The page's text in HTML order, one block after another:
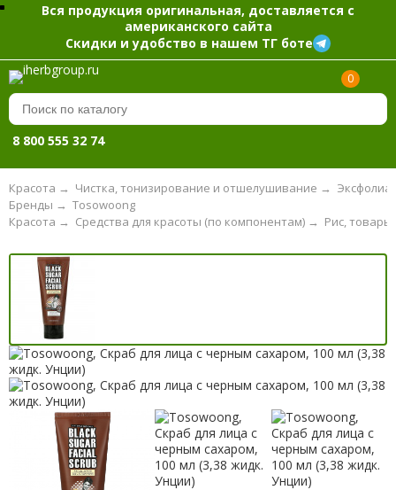
Вся продукция оригинальная, доставляется с
американского сайта
Скидки и удобство в нашем ТГ боте
0
8 800 555 32 74
Красота → Чистка, тонизирование и отшелушивание →
Tosowoong
Бренды →
Рис, товары
Средства для красоты (по компонентам) →
Красота →